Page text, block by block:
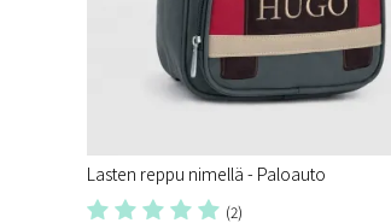
Lasten reppu nimellä - Paloauto
(2)